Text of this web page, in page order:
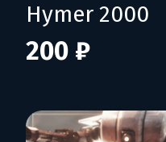
Hymer 2000
200 ₽